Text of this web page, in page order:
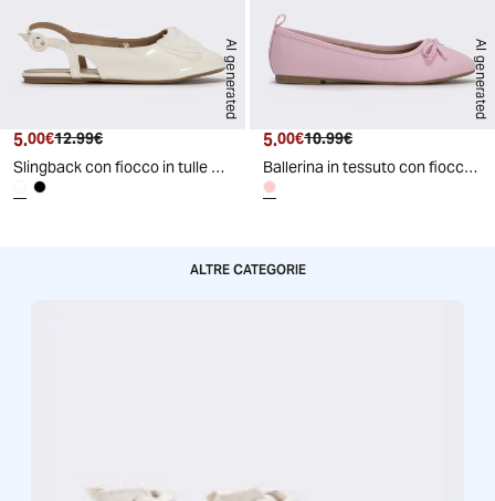
AI generated
Prezzo attuale
5.00€ Prezzo originale
12.99€
Slingback con fiocco in tulle da bambina. - Bianco panna
AI generated
Prezzo attuale
5.00€ Prezzo originale
10.99€
Ballerina in tessuto con fiocco colorato - Rosa
ALTRE CATEGORIE